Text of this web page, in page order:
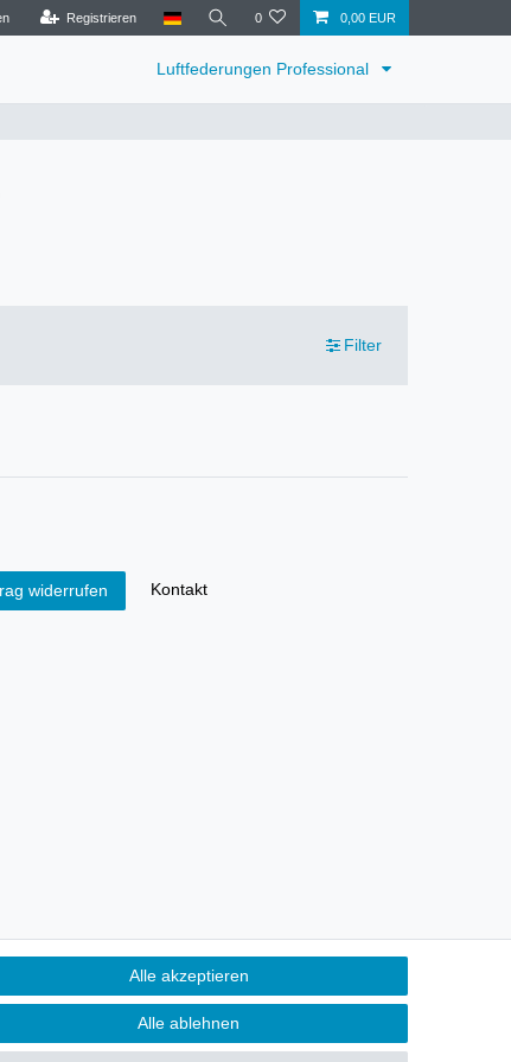
Registrieren 0 0,00 EUR
Luftfederungen Professional
Filter
widerrufen Kontakt
Alle akzeptieren
Alle ablehnen